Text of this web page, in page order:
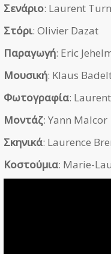
Σενάριο: Laurent
Στόρι: Olivier Dazat
Παραγωγή: Eric
Μουσική: Klaus
Φωτογραφία:
Μοντάζ: Yann Malcor
Σκηνικά: Laurence
Κοστούμια: Marie-